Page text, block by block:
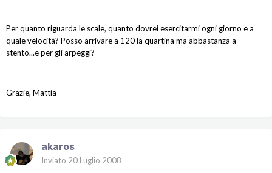
Per quanto riguarda le scale, quanto dovrei esercitarmi ogni giorno e a
quale velocità? Posso arrivare a 120 la quartina ma abbastanza a
stento...e per gli arpeggi?
Grazie, Mattia
akaros
Inviato 20 Luglio 2008